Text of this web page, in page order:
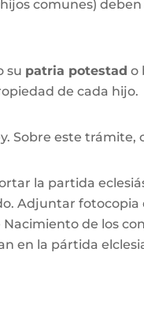
comunes)
su patria potestad o
de cada hijo.
Sobre este trámite,
la partida
Adjuntar fotocopia
de los
en la pártida